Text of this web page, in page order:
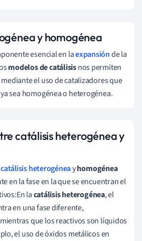
y homogénea
esencial en laexpansiónde la
modelos de catálisisnos permiten
el uso de catalizadores que
sea homogénea o heterogénea.
catálisis heterogénea y
catálisis heterogéneayhomogénea
en la fase en la que se encuentran el
lacatálisis heterogénea, el
en una fase diferente,
que los reactivos son líquidos
el uso de óxidos metálicos en